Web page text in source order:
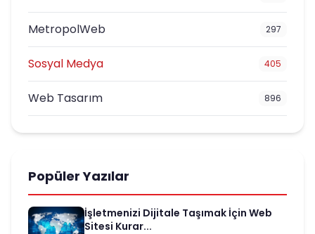
MetropolWeb 297
Sosyal Medya 405
Web Tasarım 896
Popüler Yazılar
İşletmenizi Dijitale Taşımak İçin Web
Sitesi Kurar...